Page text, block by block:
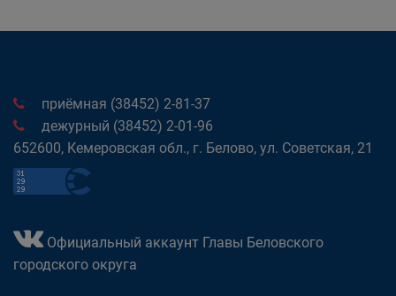
приёмная (38452) 2-81-37
дежурный (38452) 2-01-96
652600, Кемеровская обл., г. Белово, ул. Советская, 21
Официальный аккаунт Главы Беловского
городского округа